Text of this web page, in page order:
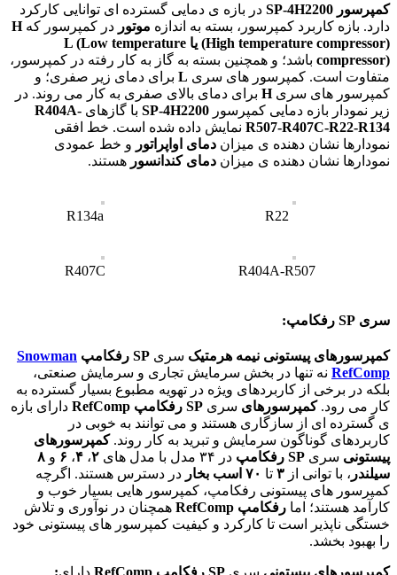
کمپرسور SP-4H2200
در بازه ی دمایی گسترده ای توانایی کارکرد
دارد. بازه کاربرد کمپرسور، بسته به اندازه موتور در کمپرسور کهH
(High temperature compressor) یا L (Low temperature
compressor) باشد؛ و همچنین بسته به گاز به کار رفته در کمپرسور،
متفاوت است. کمپرسور های سری L برای دمای زیر صفری؛ و
کمپرسور های سریH برای دمای بالای صفری به کار می روند. در
زیر نمودار بازه دمایی کمپرسور SP-4H2200 با گازهای R404A-
R507-R407C-R22-R134 نمایش داده شده است. خط افقی
نمودارها نشان دهنده ی میزان دمای اواپراتور و خط عمودی
نمودارها نشان دهنده ی میزان دمای کندانسور هستند.
R22
R134a
R404A-R507
R407C
سری SP رفکامپ:
کمپرسورهای پیستونی نیمه هرمتیک سری SP رفکامپ Snowman
RefComp نه تنها در بخش سرمایش تجاری و سرمایش صنعتی،
بلکه در برخی از کاربردهای ویژه در تهویه مطبوع بسیار گسترده به
کار می رود.کمپرسورهای سری SP رفکامپ RefComp دارای بازه
ی گسترده ای از سازگاری هستند و می توانند به خوبی در
کاربردهای گوناگون سرمایش و تبرید به کار روند.کمپرسورهای
پیستونی سری SP رفکامپ در ۳۴ مدل با مدل های ۲، ۴، ۶ و ۸
سیلندر ، با توانی از ۳ تا اسب بخار در دسترس هستند. اگرچه
کمپرسور های پیستونی رفکامپ، کمپرسور هایی بسیار خوب و
کارآمد هستند؛ اما رفکامپ RefComp
همچنان در نوآوری و تلاش
خستگی ناپذیر است تا کارکرد و کیفیت کمپرسور های پیستونی خود
را بهبود بخشد.
کمپرسورهای پیستونی سری SP رفکامپ RefComp دارای: